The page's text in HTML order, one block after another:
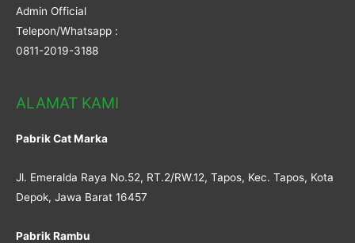
Admin Official
Telepon/Whatsapp :
0811-2019-3188
ALAMAT KAMI
Pabrik Cat Marka
Jl. Emeralda Raya No.52, RT.2/RW.12, Tapos, Kec. Tapos, Kota
Depok, Jawa Barat 16457
Pabrik Rambu